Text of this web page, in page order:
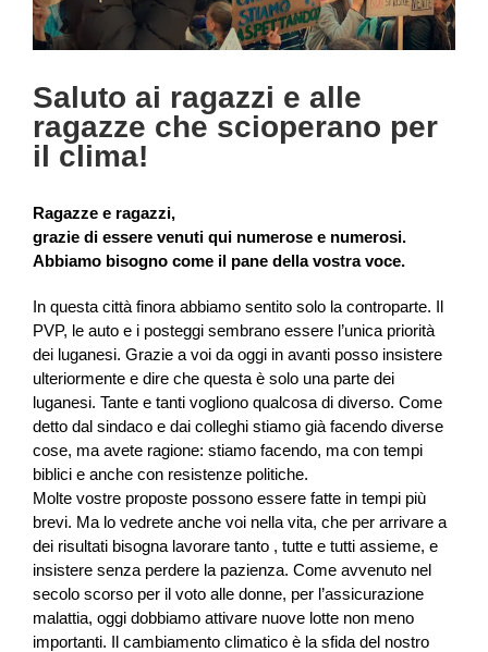
Saluto ai ragazzi e alle
ragazze che scioperano per
il clima!
Ragazze e ragazzi,
grazie di essere venuti qui numerose e numerosi.
Abbiamo bisogno come il pane della vostra voce.
In questa città finora abbiamo sentito solo la controparte. Il
PVP, le auto e i posteggi sembrano essere l’unica priorità
dei luganesi. Grazie a voi da oggi in avanti posso insistere
ulteriormente e dire che questa è solo una parte dei
luganesi. Tante e tanti vogliono qualcosa di diverso. Come
detto dal sindaco e dai colleghi stiamo già facendo diverse
cose, ma avete ragione: stiamo facendo, ma con tempi
biblici e anche con resistenze politiche.
Molte vostre proposte possono essere fatte in tempi più
brevi. Ma lo vedrete anche voi nella vita, che per arrivare a
dei risultati bisogna lavorare tanto , tutte e tutti assieme, e
insistere senza perdere la pazienza. Come avvenuto nel
secolo scorso per il voto alle donne, per l’assicurazione
malattia, oggi dobbiamo attivare nuove lotte non meno
importanti. Il cambiamento climatico è la sfida del nostro